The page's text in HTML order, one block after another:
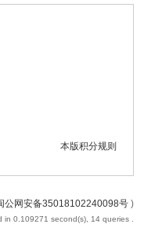
本版积分规则
公网安备35018102240098号)
in 0.109271 second(s), 14 queries .